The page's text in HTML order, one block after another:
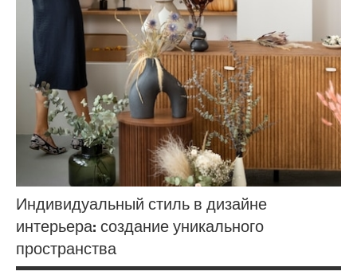
Индивидуальный стиль в дизайне
интерьера: создание уникального
пространства